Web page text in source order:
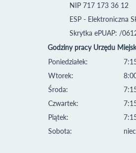
NIP 717 173 36 12
ESP - Elektroniczna
Skrytka ePUAP: /
Godziny pracy Urzędu
Poniedziałek:
Wtorek:
Środa:
Czwartek:
Piątek:
Sobota: